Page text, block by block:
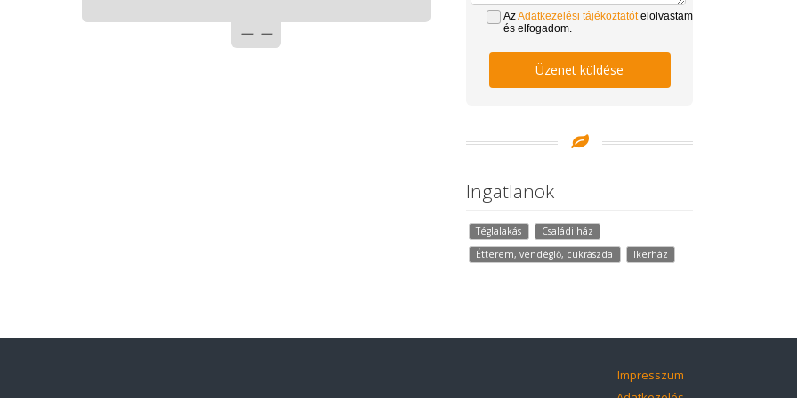
AzAdatkezelési tájékoztatótelolvastam
és elfogadom.
Üzenet küldése
Ingatlanok
Téglalakás
Családi ház
Étterem, vendéglő, cukrászda
Ikerház
Impresszum